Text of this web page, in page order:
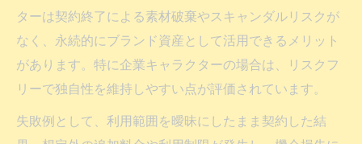
ターは契約終了による素材破棄やスキャンダルリスクが
なく、永続的にブランド資産として活用できるメリット
があります。特に企業キャラクターの場合は、リスクフ
リーで独自性を維持しやすい点が評価されています。
失敗例として、利用範囲を曖昧にしたまま契約した結